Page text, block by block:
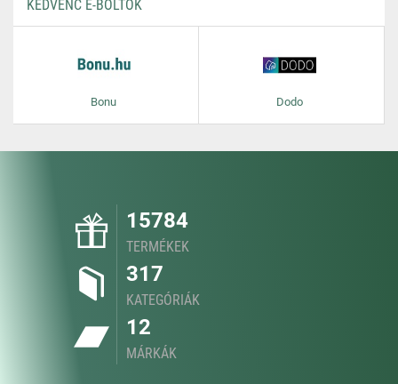
KEDVENC E-BOLTOK
Bonu Dodo
15784
TERMÉKEK
317
KATEGÓRIÁK
12
MÁRKÁK